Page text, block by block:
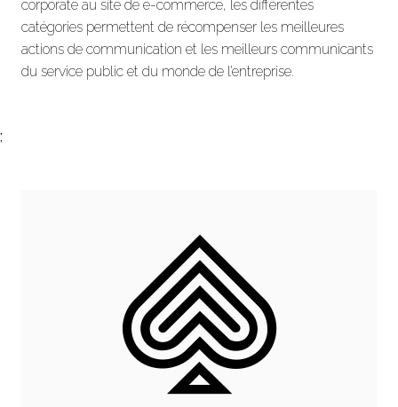
corporate au site de e-commerce, les différentes
catégories permettent de récompenser les meilleures
actions de communication et les meilleurs communicants
du service public et du monde de l’entreprise.
;